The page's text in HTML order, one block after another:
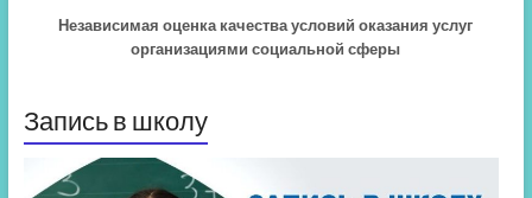
Независимая оценка качества условий оказания услуг
организациями социальной сферы
Запись в школу